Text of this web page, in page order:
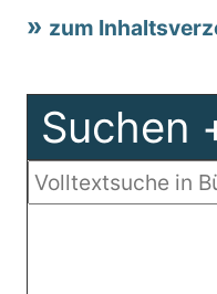
zum
Suchen